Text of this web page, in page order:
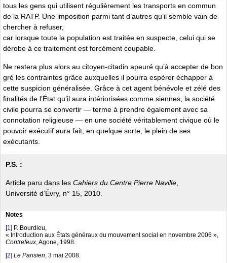
tous les gens qui utilisent régulièrement les transports en commun
de la RATP. Une imposition parmi tant d’autres qu’il semble vain de
chercher à refuser,
car lorsque toute la population est traitée en suspecte, celui qui se
dérobe à ce traitement est forcément coupable.
Ne restera plus alors au citoyen-citadin apeuré qu’à accepter de bon
gré les contraintes grâce auxquelles il pourra espérer échapper à
cette suspicion généralisée. Grâce à cet agent bénévole et zélé des
finalités de l’État qu’il aura intériorisées comme siennes, la société
civile pourra se convertir — terme à prendre également avec sa
connotation religieuse — en une société véritablement civique où le
pouvoir exécutif aura fait, en quelque sorte, le plein de ses
exécutants.
P.S. :
Article paru dans les Cahiers du Centre Pierre Naville
Université d’Évry, n° 15, 2010.
Notes
[1] P. Bourdieu,
« Introduction aux États généraux du mouvement social en novembre 2006 »,
Contrefeux, Agone, 1998.
[2] Le Parisien, 3 mai 2008.